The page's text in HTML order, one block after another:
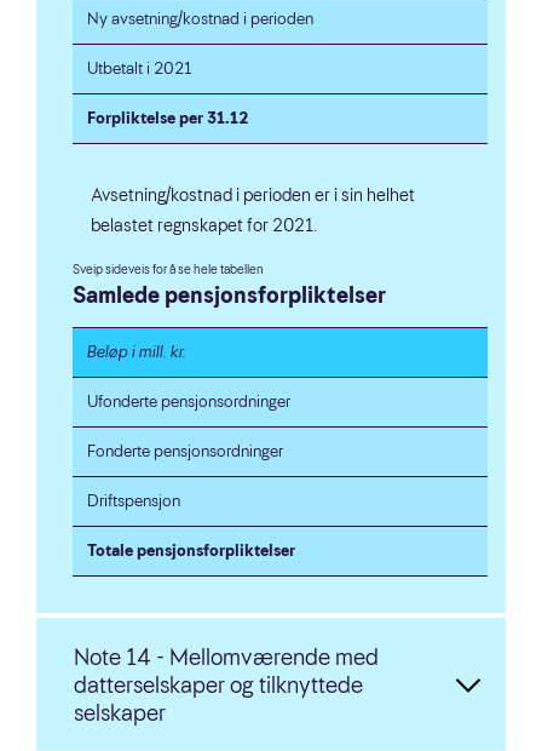
Ny avsetning/kostnad i perioden
Utbetalt i 2021
Forpliktelse per 31.12
Avsetning/kostnad i perioden er i sin helhet
belastet regnskapet for 2021.
Samlede pensjonsforpliktelser
Beløp i mill. kr.
Ufonderte pensjonsordninger
Fonderte pensjonsordninger
Driftspensjon
Totale pensjonsforpliktelser
Note 14 - Mellomværende med
datterselskaper og tilknyttede
selskaper